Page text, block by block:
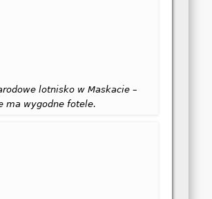
lotnisko w Maskacie –
ma wygodne fotele.